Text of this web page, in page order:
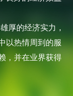
厚的经济实力，
以热情周到的服
，并在业界获得